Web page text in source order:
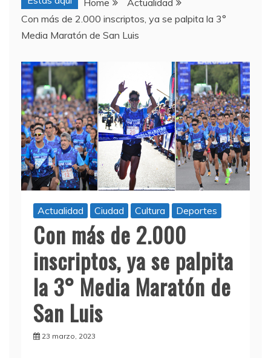
Home
Actualidad
Con más de 2.000 inscriptos, ya se palpita la 3°
Media Maratón de San Luis
Actualidad Ciudad Cultura Deportes
Con más de 2.000
inscriptos, ya se palpita
la 3° Media Maratón de
San Luis
23 marzo, 2023